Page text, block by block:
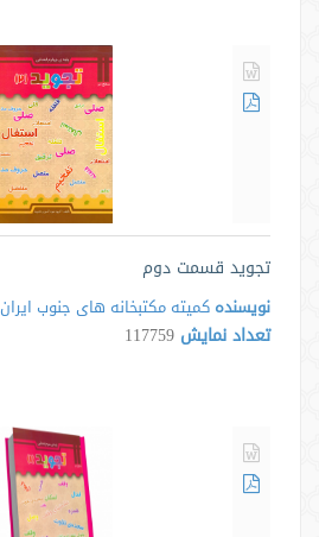
تجوید قسمت دوم
نویسنده کمیته مکتبخانه های جنوب ایران
تعداد نمایش 117759